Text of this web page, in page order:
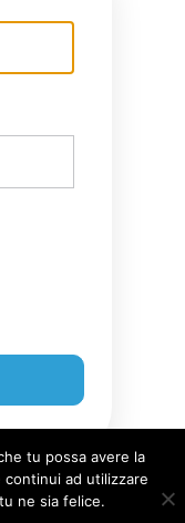
tu possa avere la
ad utilizzare
ne sia felice.